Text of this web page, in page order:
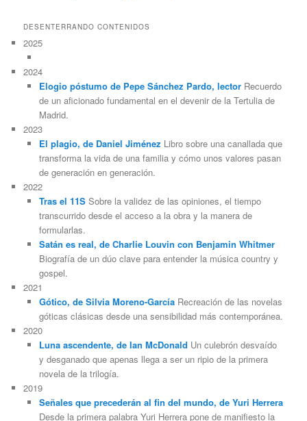
DESENTERRANDO CONTENIDOS
2025
2024
Elogio póstumo de Pepe Sánchez Pardo, lectorRecuerdo
de un aficionado fundamental en el devenir de la Tertulia de
Madrid.
2023
El plagio, de Daniel Jiménez Libro sobre una canallada que
transforma la vida de una familia y cómo unos valores pasan
de generación en generación.
2022
Tras el 11SSobre la validez de las opiniones, el tiempo
transcurrido desde el acceso a la obra y la manera de
formularlas.
Satán es real, de Charlie Louvin con Benjamin Whitmer
Biografía de un dúo clave para entender la música country y
gospel.
2021
Gótico, de Silvia Moreno-GarcíaRecreación de las novelas
góticas clásicas desde una sensibilidad más contemporánea.
2020
Luna ascendente, de Ian McDonald Un culebrón desvaído
y desganado que apenas llega a ser un ripio de la primera
novela de la trilogía.
2019
Señales que precederán al fin del mundo, de Yuri Herrera
Desde la primera palabra Yuri Herrera pone de manifiesto la